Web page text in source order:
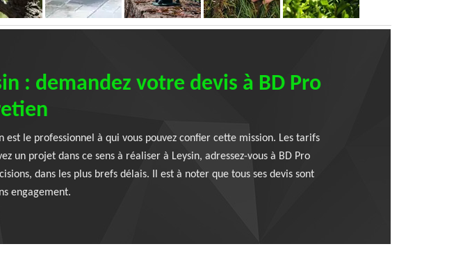
: demandez votre devis à BD Pro
le professionnel à qui vous pouvez confier cette mission. Les tarifs
un projet dans ce sens à réaliser à Leysin, adressez-vous à BD Pro
dans les plus brefs délais. Il est à noter que tous ses devis sont
engagement.